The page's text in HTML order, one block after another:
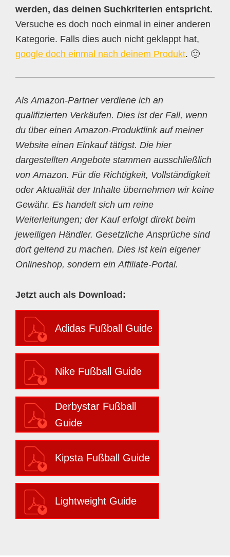
werden, das deinen Suchkriterien entspricht.
Versuche es doch noch einmal in einer anderen
Kategorie. Falls dies auch nicht geklappt hat,
google doch einmal nach deinem Produkt. 🙂
Als Amazon-Partner verdiene ich an
qualifizierten Verkäufen. Dies ist der Fall, wenn
du über einen Amazon-Produktlink auf meiner
Website einen Einkauf tätigst. Die hier
dargestellten Angebote stammen ausschließlich
von Amazon. Für die Richtigkeit, Vollständigkeit
oder Aktualität der Inhalte übernehmen wir keine
Gewähr. Es handelt sich um reine
Weiterleitungen; der Kauf erfolgt direkt beim
jeweiligen Händler. Gesetzliche Ansprüche sind
dort geltend zu machen. Dies ist kein eigener
Onlineshop, sondern ein Affiliate-Portal.
Jetzt auch als Download:
Adidas Fußball Guide
Nike Fußball Guide
Derbystar Fußball
Guide
Kipsta Fußball Guide
Lightweight Guide